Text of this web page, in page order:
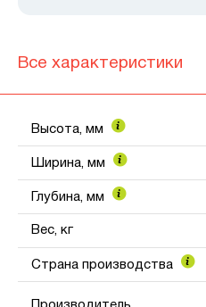
Все характеристики
Высота, мм
Ширина, мм
Глубина, мм
Вес, кг
Страна производства